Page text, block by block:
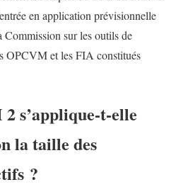
en application prévisionnelle
Commission sur les outils de
OPCVM et les FIA constitués
s’applique-t-elle
la taille des
?